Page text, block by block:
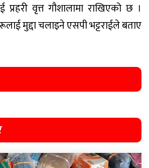
प्रहरी वृत्त गौशालामा राखिएको छ ।
मुद्दा चलाइने एसपी भट्टराईले बताए